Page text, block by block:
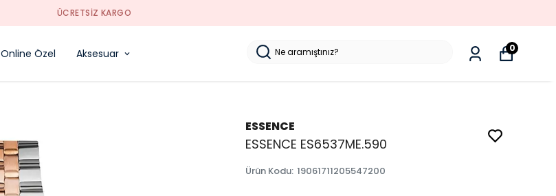
Online Özel Aksesuar 0
ESSENCE
ESSENCE ES6537ME.590
Ürün Kodu: 19061711205547200